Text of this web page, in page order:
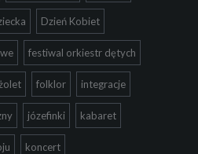
Dzień Kobiet
festiwal orkiestr dętych
folklor integracje
józefinki kabaret
koncert